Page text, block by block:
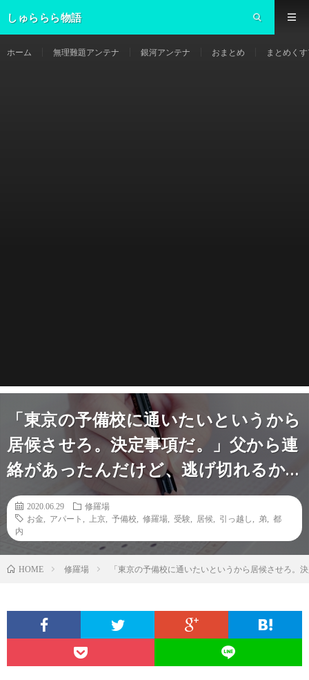
しゅららら物語
ホーム 無理難題アンテナ 銀河アンテナ おまとめ まとめく
「東京の予備校に通いたいというから
居候させろ。決定事項だ。」父から連
絡があったんだけど、逃げ切れるか…
2020.06.29
修羅場
お金
アパート 上京 予備校 修羅場 受験 居候 引っ越し 弟
都
内
HOME 修羅場 「東京の予備校に通いたいというから居候させろ